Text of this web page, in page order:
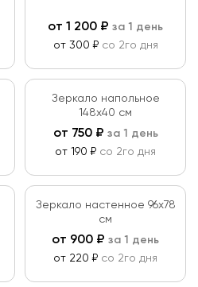
от 1 200 ₽ за 1 день
от 300 ₽ со 2го дня
Зеркало напольное
148х40 см
от 750₽ за 1 день
от 190 ₽ со 2го дня
Зеркало настенное 96х78
см
от 900 ₽ за 1 день
от 220 ₽ со 2го дня